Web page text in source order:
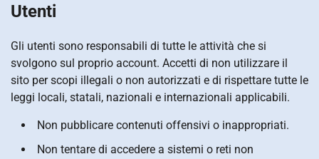
Utenti
Gli utenti sono responsabili di tutte le attività che si
svolgono sul proprio account. Accetti di non utilizzare il
sito per scopi illegali o non autorizzati e di rispettare tutte le
leggi locali, statali, nazionali e internazionali applicabili.
Non pubblicare contenuti offensivi o inappropriati.
Non tentare di accedere a sistemi o reti non